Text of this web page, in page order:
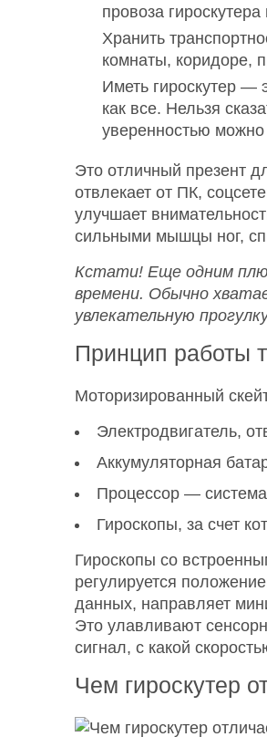
провоза
Хранить
комнаты, коридоре,
Иметь гироскутер —
как все. Нельзя
уверенностью можно
Это отличный презент
отвлекает от ПК,
улучшает
сильными мышцы ног,
Кстати! Еще одним
времени. Обычно
увлекательную
Принцип работы
Моторизированный
Электродвигатель,
Аккумуляторная
Процессор —
Гироскопы, за счет
Гироскопы со
регулируется
данных, направляет
Это улавливают
сигнал, с какой
Чем гироскутер